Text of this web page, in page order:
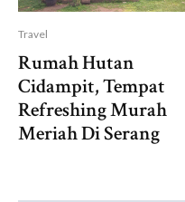
Travel
Rumah Hutan
Cidampit, Tempat
Refreshing Murah
Meriah Di Serang